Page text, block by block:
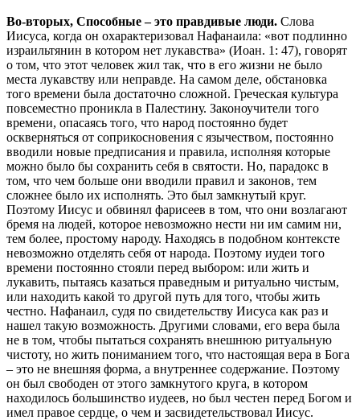
Во-вторых, Способные – это правдивые люди. Слова
Иисуса, когда он охарактеризовал Нафанаила: «вот подлинно
израильтянин в котором нет лукавства» (Иоан. 1: 47), говорят
о том, что этот человек жил так, что в его жизни не было
места лукавству или неправде. На самом деле, обстановка
того времени была достаточно сложной. Греческая культура
повсеместно проникла в Палестину. Законоучители того
времени, опасаясь того, что народ постоянно будет
оскверняться от соприкосновения с язычеством, постоянно
вводили новые предписания и правила, исполняя которые
можно было бы сохранить себя в святости. Но, парадокс в
том, что чем больше они вводили правил и законов, тем
сложнее было их исполнять. Это был замкнутый круг.
Поэтому Иисус и обвинял фарисеев в том, что они возлагают
бремя на людей, которое невозможно нести ни им самим ни,
тем более, простому народу. Находясь в подобном контексте
невозможно отделять себя от народа. Поэтому иудеи того
времени постоянно стояли перед выбором: или жить и
лукавить, пытаясь казаться праведным и ритуально чистым,
или находить какой то другой путь для того, чтобы жить
честно. Нафанаил, судя по свидетельству Иисуса как раз и
нашел такую возможность. Другими словами, его вера была
не в том, чтобы пытаться сохранять внешнюю ритуальную
чистоту, но жить пониманием того, что настоящая вера в Бога
– это не внешняя форма, а внутреннее содержание. Поэтому
он был свободен от этого замкнутого круга, в котором
находилось большинство иудеев, но был честен перед Богом и
имел правое сердце, о чем и засвидетельствовал Иисус.